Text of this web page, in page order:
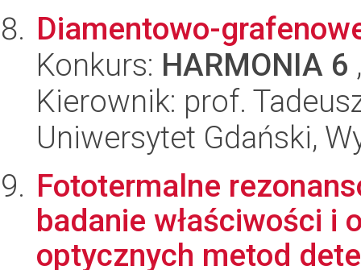
Diamentowo-
Konkurs: HARMONIA 6
Kierownik: prof.
Uniwersytet Gdański,
Fototermalne
badanie właściwości i
optycznych metod